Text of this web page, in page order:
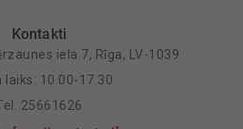
Kontakti
iela 7, Rīga, LV-1039
laiks: 10.00-17.30
25661626